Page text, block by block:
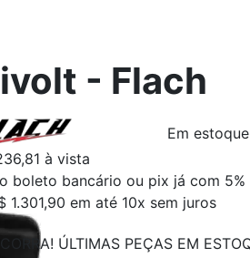
- Flach
Em estoque
à vista
boleto bancário ou pix já com
1.301,90 em até 10x sem juros
CORRA! ÚLTIMAS PEÇAS EM